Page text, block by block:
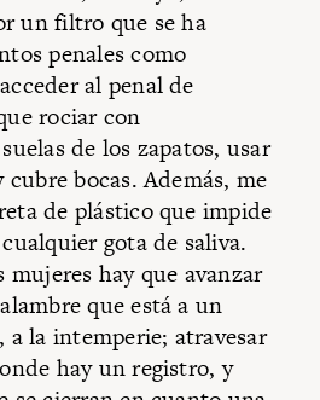
un filtro que se ha
penales como
al penal de
rociar con
de los zapatos, usar
bocas. Además, me
de plástico que impide
gota de saliva.
mujeres hay que avanzar
que está a un
la intemperie; atravesar
hay un registro, y